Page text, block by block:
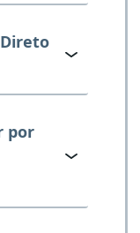
por